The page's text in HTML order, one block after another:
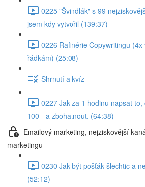
0225 "Švindlák" s 99
jsem kdy vytvořil (139:37)
0226 Rafinérie Copywritingu
řádkám) (25:08)
Shrnutí a kvíz
0227 Jak za 1 hodinu napsat to,
100 - a zbohatnout. (64:38)
Emailový marketing, nejziskovější
marketingu
0230 Jak být pošťák šlechtic a
(52:12)